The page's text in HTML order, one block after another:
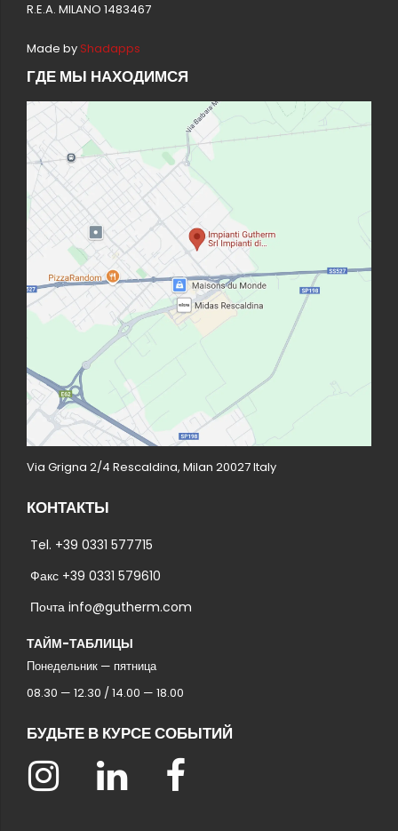
R.E.A. MILANO 1483467
Made by Shadapps
ГДЕ МЫ НАХОДИМСЯ
Via Grigna 2/4 Rescaldina, Milan 20027 Italy
КОНТАКТЫ
Tel. +39 0331 577715
Факс +39 0331 579610
Почта info@gutherm.com
ТАЙМ-ТАБЛИЦЫ
Понедельник — пятница
08.30 — 12.30 / 14.00 — 18.00
БУДЬТЕ В КУРСЕ СОБЫТИЙ